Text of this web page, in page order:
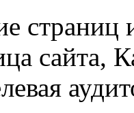
страниц
сайта,